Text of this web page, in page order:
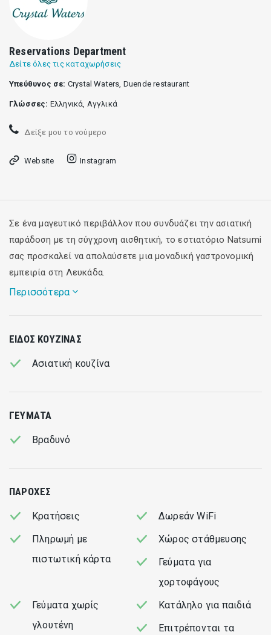
Reservations Department
Δείτε όλες τις καταχωρήσεις
Υπεύθυνος σε: Crystal Waters, Duende restaurant
Γλώσσες: Ελληνικά, Αγγλικά
Δείξε μου το νούμερο
Website Instagram
Σε ένα μαγευτικό περιβάλλον που συνδυάζει την ασιατική
παράδοση με τη σύγχρονη αισθητική, το εστιατόριο Natsumi
σας προσκαλεί να απολαύσετε μια μοναδική γαστρονομική
εμπειρία στη Λευκάδα.
Περισσότερα
ασιατικής κουζίνας, περιλαμβάνει εκλεκτά πιάτα και άλλα
φρέσκα υλικά και την υψηλότερη ποιότητα. Απολαύστε την
Το Natsumi, ένα όνομα που σημαίνει «καλοκαιρινή χαρά»
μενού μας, είναι μια γιορτή των αισθήσεων, συνδυάζοντας
καινοτόμες μαγειρικές τεχνικές. Κάθε πιάτο είναι μια
αρμονική σύνθεση, σχεδιασμένη για να απελευθερώσει την
γευστική εμπειρία. Ξεκινήστε ένα γαστρονομικό ταξίδι στο
Natsumi, όπου η σύνθεση των γεύσεων και η καλοκαιρινή
αίσθηση έρχονται σε πλήρη αρμονία.
ΕΊΔΟΣ ΚΟΥΖΊΝΑΣ
Ασιατική κουζίνα
ΓΕΎΜΑΤΑ
Βραδυνό
ΠΑΡΟΧΈΣ
Κρατήσεις
Δωρεάν WiFi
Πληρωμή με
πιστωτική κάρτα
Χώρος στάθμευσης
Γεύματα για
χορτοφάγους
Γεύματα χωρίς
γλουτένη
Κατάληλο για παιδιά
Επιτρέπονται τα